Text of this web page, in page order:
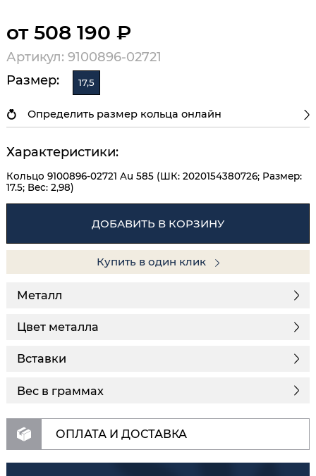
от 508 190 ₽
Артикул: 9100896-02721
Размер:
17,5
Определить размер кольца онлайн
Характеристики:
Кольцо 9100896-02721 Au 585 (ШК: 2020154380726; Размер:
17.5; Вес: 2,98)
ДОБАВИТЬ В КОРЗИНУ
Купить в один клик
Металл
Цвет металла
Вставки
Вес в граммах
ОПЛАТА И ДОСТАВКА